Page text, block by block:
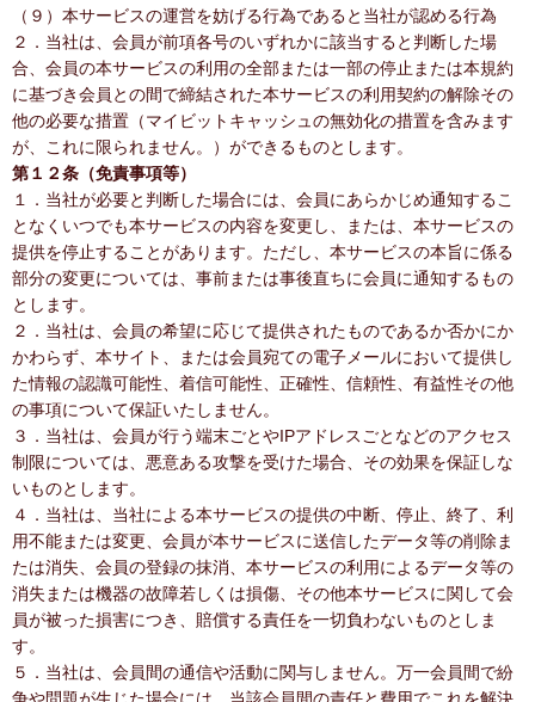
（９）本サービスの運営を妨げる行為であると当社が認める行為
２．当社は、会員が前項各号のいずれかに該当すると判断した場
合、会員の本サービスの利用の全部または一部の停止または本規約
に基づき会員との間で締結された本サービスの利用契約の解除その
他の必要な措置（マイビットキャッシュの無効化の措置を含みます
が、これに限られません。）ができるものとします。
第１２条（免責事項等）
１．当社が必要と判断した場合には、会員にあらかじめ通知するこ
となくいつでも本サービスの内容を変更し、または、本サービスの
提供を停止することがあります。ただし、本サービスの本旨に係る
部分の変更については、事前または事後直ちに会員に通知するもの
とします。
２．当社は、会員の希望に応じて提供されたものであるか否かにか
かわらず、本サイト、または会員宛ての電子メールにおいて提供し
た情報の認識可能性、着信可能性、正確性、信頼性、有益性その他
の事項について保証いたしません。
３．当社は、会員が行う端末ごとやIPアドレスごとなどのアクセス
制限については、悪意ある攻撃を受けた場合、その効果を保証しな
いものとします。
４．当社は、当社による本サービスの提供の中断、停止、終了、利
用不能または変更、会員が本サービスに送信したデータ等の削除ま
たは消失、会員の登録の抹消、本サービスの利用によるデータ等の
消失または機器の故障若しくは損傷、その他本サービスに関して会
員が被った損害につき、賠償する責任を一切負わないものとしま
す。
５．当社は、会員間の通信や活動に関与しません。万一会員間で紛